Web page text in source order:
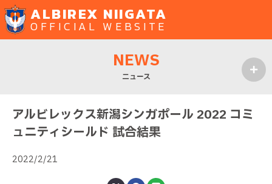
ALBIREX NIIGATA
OFFICIAL WEBSITE
NEWS
ニュース
アルビレックス新潟シンガポール 2022 コミ
ュニティシールド 試合結果
2022/2/21